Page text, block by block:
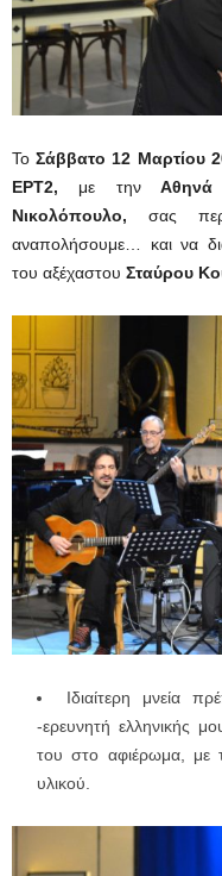
ΤοΣάββατο 12 Μαρτίου
ΕΡΤ2, με τηνΑθηνά
Νικολόπουλο, σας
αναπολήσουμε… και να
του αξέχαστου Σταύρου
Ιδιαίτερη μνεία
-ερευνητή ελληνικής
του στο αφιέρωμα, με
υλικού.